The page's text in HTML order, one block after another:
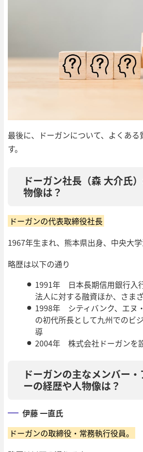
最後に、ドーガンについて、よくある
す。
ドーガン社長（森 大介氏
物像は？
ドーガンの代表取締役社長
1967年生まれ、熊本県出身、中央大
略歴は以下の通り
1991年 日本長期信用銀行入
法人に対する融資ほか、さま
1998年 シティバンク、エヌ
の初代所長として九州でのビ
導
2004年 株式会社ドーガンを
ドーガンの主なメンバー
ーの経歴や人物像は？
伊藤 一直氏
ドーガンの取締役・常務執行役員。